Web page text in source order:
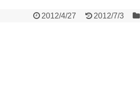
2012/4/27 2012/7/3